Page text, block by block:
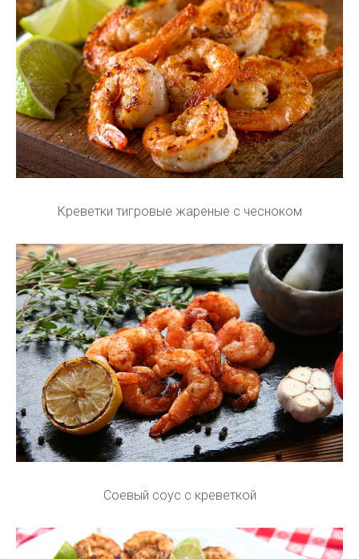
Креветки тигровые жареные с чесноком
Соевый соус с креветкой